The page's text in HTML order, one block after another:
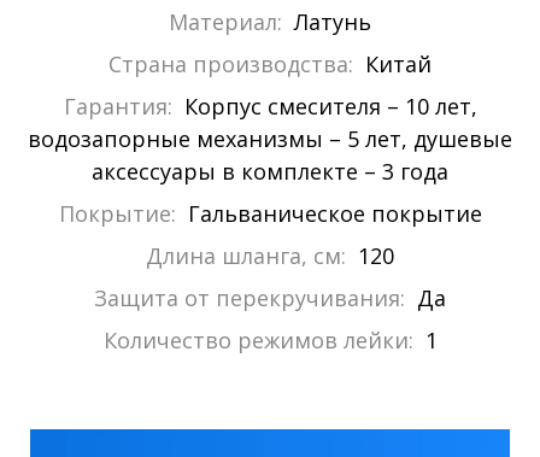
Материал: Латунь
Страна производства: Китай
Гарантия: Корпус смесителя – 10 лет,
водозапорные механизмы – 5 лет, душевые
аксессуары в комплекте – 3 года
Покрытие: Гальваническое покрытие
Длина шланга, см: 120
Защита от перекручивания: Да
Количество режимов лейки: 1